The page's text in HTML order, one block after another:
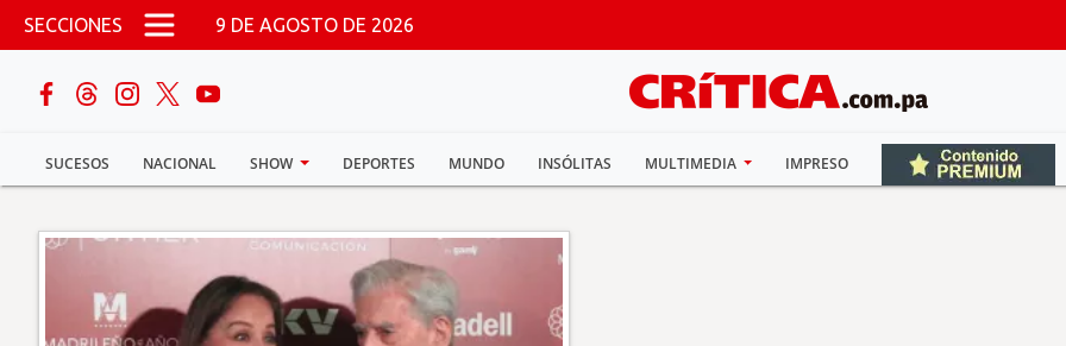
Pasar al contenido principal
SECCIONES 9 DE AGOSTO DE 2026
SUCESOS NACIONAL SHOW DEPORTES MUNDO INSÓLITAS MULTIMEDIA IMPRESO
buscar
Sucesos
Nacional